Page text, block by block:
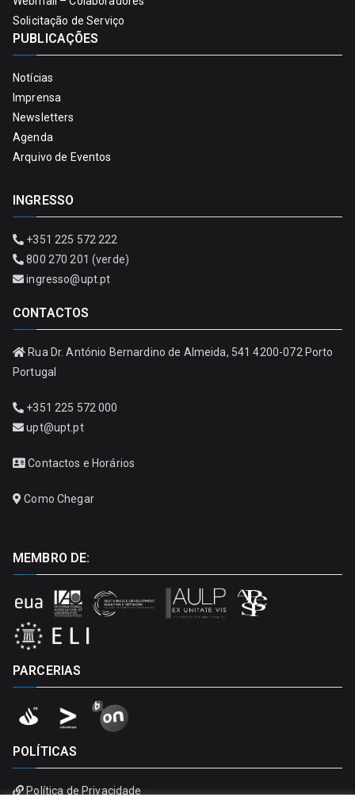
Solicitação de Serviço
PUBLICAÇÕES
Notícias
Imprensa
Newsletters
Agenda
Arquivo de Eventos
INGRESSO
+351 225 572 222
800 270 201 (verde)
ingresso@upt.pt
CONTACTOS
Rua Dr. António Bernardino de Almeida, 541 4200-072 Porto
Portugal
+351 225 572 000
upt@upt.pt
Contactos e Horários
Como Chegar
MEMBRO DE:
PARCERIAS
POLÍTICAS
Política de Privacidade